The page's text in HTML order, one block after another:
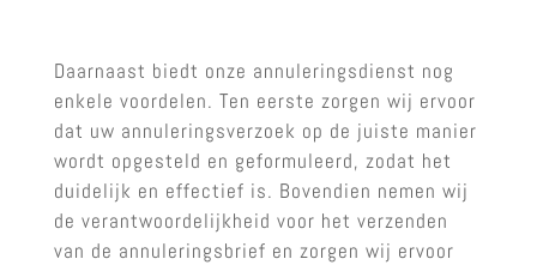
Daarnaast biedt onze annuleringsdienst nog
enkele voordelen. Ten eerste zorgen wij ervoor
dat uw annuleringsverzoek op de juiste manier
wordt opgesteld en geformuleerd, zodat het
duidelijk en effectief is. Bovendien nemen wij
de verantwoordelijkheid voor het verzenden
van de annuleringsbrief en zorgen wij ervoor